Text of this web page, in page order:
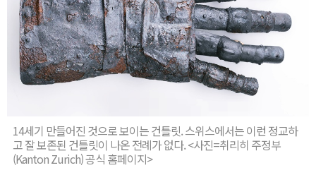
14세기 만들어진 것으로 보이는 건틀릿. 스위스에서는 이런 정교하
고 잘 보존된 건틀릿이 나온 전례가 없다. <사진=취리히 주정부
(Kanton Zurich) 공식 홈페이지>